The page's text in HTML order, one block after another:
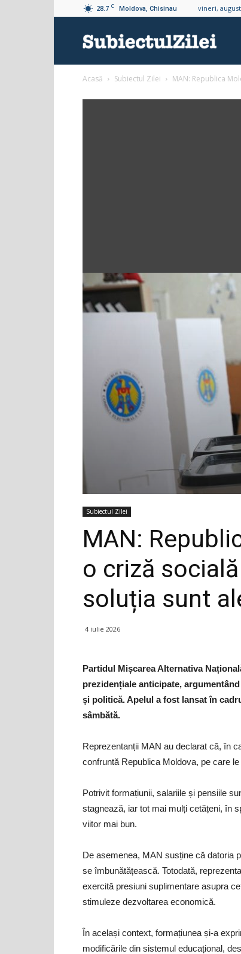
28.7 C Moldova, Chisinau vineri,
Acasă Subiectul Zilei MAN: Republica
Subiectul Zilei
MAN:
o criză
soluția sunt
4 iulie 2026
Partidul Mișcarea Alternativa
prezidențiale anticipate,
și politică. Apelul a fost lansat în
sâmbătă.
Reprezentanții MAN au declarat că, în
confruntă Republica Moldova, pe care
Potrivit formațiunii, salariile și pensiile
stagnează, iar tot mai mulți cetățeni, în
viitor mai bun.
De asemenea, MAN susține că datoria
se îmbunătățească. Totodată,
exercită presiuni suplimentare asupra
stimuleze dezvoltarea economică.
În același context, formațiunea și-a
modificările din sistemul educațional,